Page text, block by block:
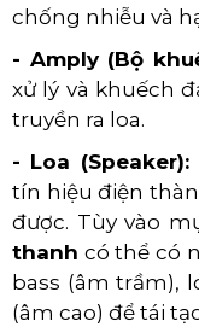
chống nhiễu và
- Amply (Bộ
xử lý và khuếch
truyền ra loa.
- Loa (Speaker):
tín hiệu điện
được. Tùy vào
thanh có thể có
bass (âm trầm),
(âm cao) để tái